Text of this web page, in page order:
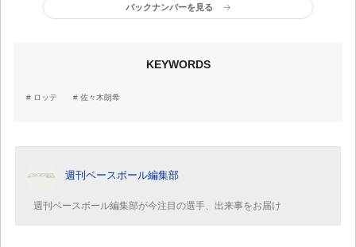
バックナンバーを見る
KEYWORDS
ロッテ 佐々木朗希
週刊ベースボール編集部
週刊ベースボール編集部が今注目の選手、出来事をお届け